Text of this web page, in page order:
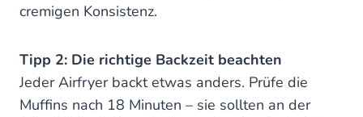
cremigen Konsistenz.
Tipp 2: Die richtige Backzeit beachten
Jeder Airfryer backt etwas anders. Prüfe die
Muffins nach 18 Minuten – sie sollten an der